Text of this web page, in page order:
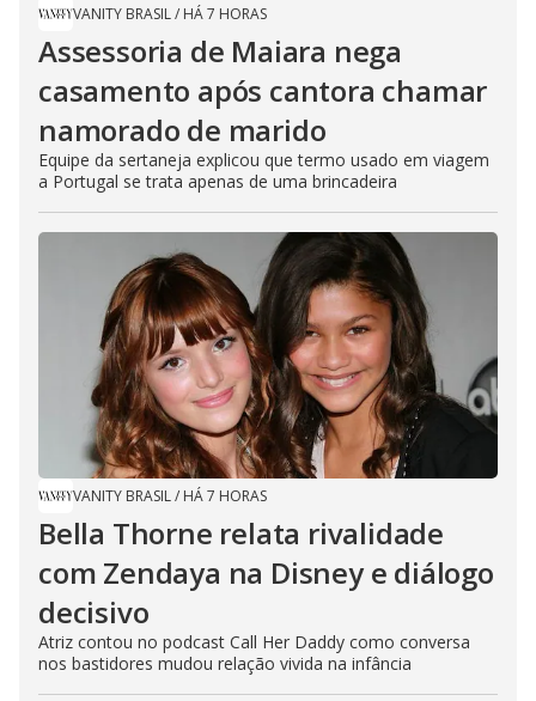
VANITY BRASIL/ HÁ 7 HORAS
Assessoria de Maiara nega
casamento após cantora chamar
namorado de marido
Equipe da sertaneja explicou que termo usado em viagem
a Portugal se trata apenas de uma brincadeira
VANITY BRASIL/ HÁ 7 HORAS
Bella Thorne relata rivalidade
com Zendaya na Disney e diálogo
decisivo
Atriz contou no podcast Call Her Daddy como conversa
nos bastidores mudou relação vivida na infância